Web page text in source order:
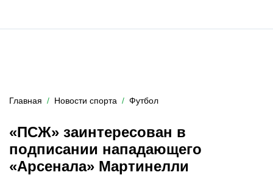
Главная Новости спорта Футбол
«ПСЖ» заинтересован в
подписании нападающего
«Арсенала» Мартинелли